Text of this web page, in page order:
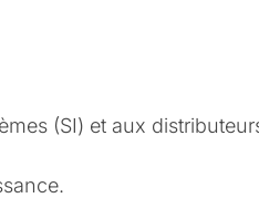
(SI) et aux